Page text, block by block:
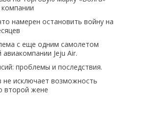
намерен остановить войну на
с еще одним самолетом
Jeju Air.
проблемы и последствия.
исключает возможность
второй жене